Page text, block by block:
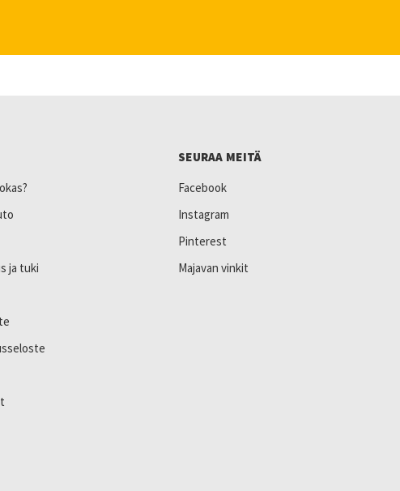
ja tuki
SEURAA MEITÄ
Facebook
Instagram
Pinterest
Majavan vinkit